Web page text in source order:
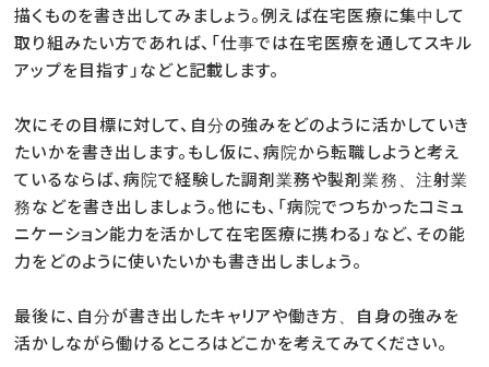
描くものを書き出してみましょう。例えば在宅医療に集中して
取り組みたい方であれば、「仕事では在宅医療を通してスキル
アップを目指す」などと記載します。
次にその目標に対して、自分の強みをどのように活かしていき
たいかを書き出します。もし仮に、病院から転職しようと考え
ているならば、病院で経験した調剤業務や製剤業務、注射業
務などを書き出しましょう。他にも、「病院でつちかったコミュ
ニケーション能力を活かして在宅医療に携わる」など、その能
力をどのように使いたいかも書き出しましょう。
最後に、自分が書き出したキャリアや働き方、自身の強みを
活かしながら働けるところはどこかを考えてみてください。